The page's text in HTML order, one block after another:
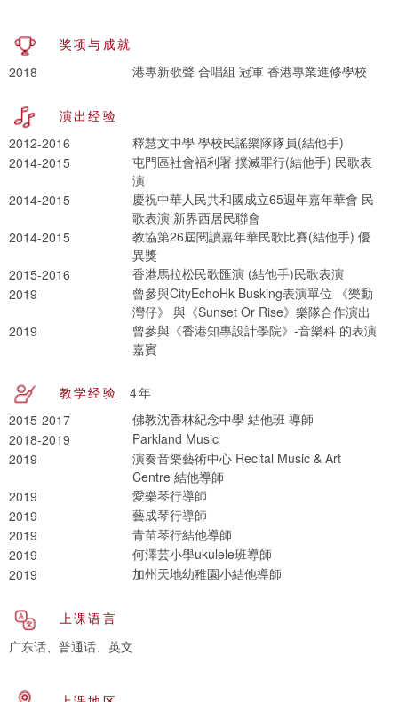
奖项与成就
2018
港專新歌聲 合唱組 冠軍 香港專業進修學校
演出经验
2012-2016
釋慧文中學 學校民謠樂隊隊員(結他手)
2014-2015
屯門區社會福利署 撲滅罪行(結他手) 民歌表
演
2014-2015
慶祝中華人民共和國成立65週年嘉年華會 民
歌表演 新界西居民聯會
2014-2015
教協第26屆閱讀嘉年華民歌比賽(結他手) 優
異獎
2015-2016
香港馬拉松民歌匯演 (結他手)民歌表演
2019
曾參與CityEchoHk Busking表演單位 《樂動
灣仔》 與《Sunset Or Rise》樂隊合作演出
2019
曾參與《香港知專設計學院》-音樂科 的表演
嘉賓
教学经验
4年
2015-2017
佛教沈香林紀念中學 結他班 導師
2018-2019
Parkland Music
2019
演奏音樂藝術中心 Recital Music & Art
Centre 結他導師
2019
愛樂琴行導師
2019
藝成琴行導師
2019
青苗琴行結他導師
2019
何澤芸小學ukulele班導師
2019
加州天地幼稚園小結他導師
上课语言
广东话、普通话、英文